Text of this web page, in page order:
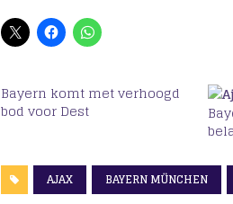
Bayern komt met verhoogd
bod voor Dest
AJAX BAYERN MÜNCHEN